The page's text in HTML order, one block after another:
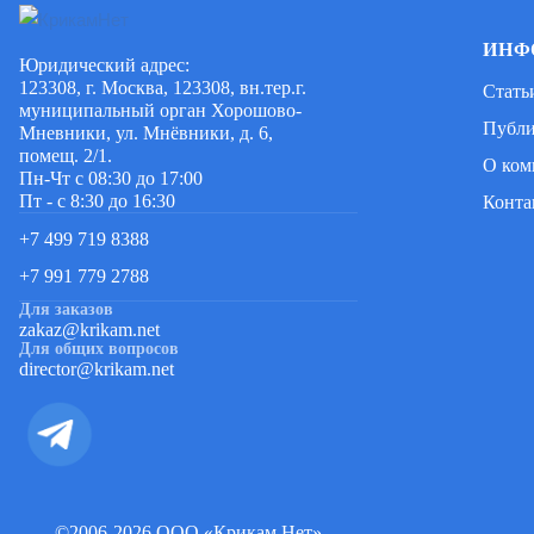
Юридический адрес:
123308, г. Москва, 123308, вн.тер.г.
муниципальный орган Хорошово-
Мневники, ул. Мнёвники, д. 6,
помещ. 2/1.
Пн-Чт с 08:30 до 17:00
Пт - с 8:30 до 16:30
+7 499 719 8388
+7 991 779 2788
Для заказов
zakaz@krikam.net
Для общих вопросов
director@krikam.net
О